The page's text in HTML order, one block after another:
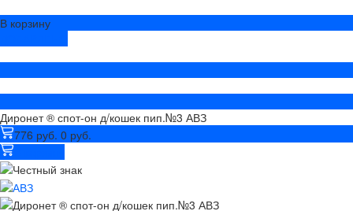
В корзину
Диронет ® спот-он д/кошек пип.№3 АВЗ
776 руб. 0 руб.